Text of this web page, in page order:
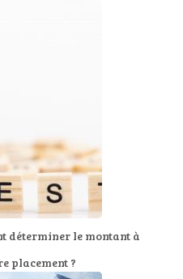
déterminer le montant à
placement ?